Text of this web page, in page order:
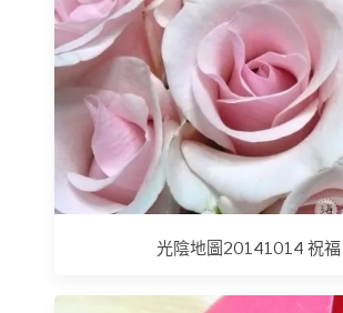
光陰地圖20141014 祝福